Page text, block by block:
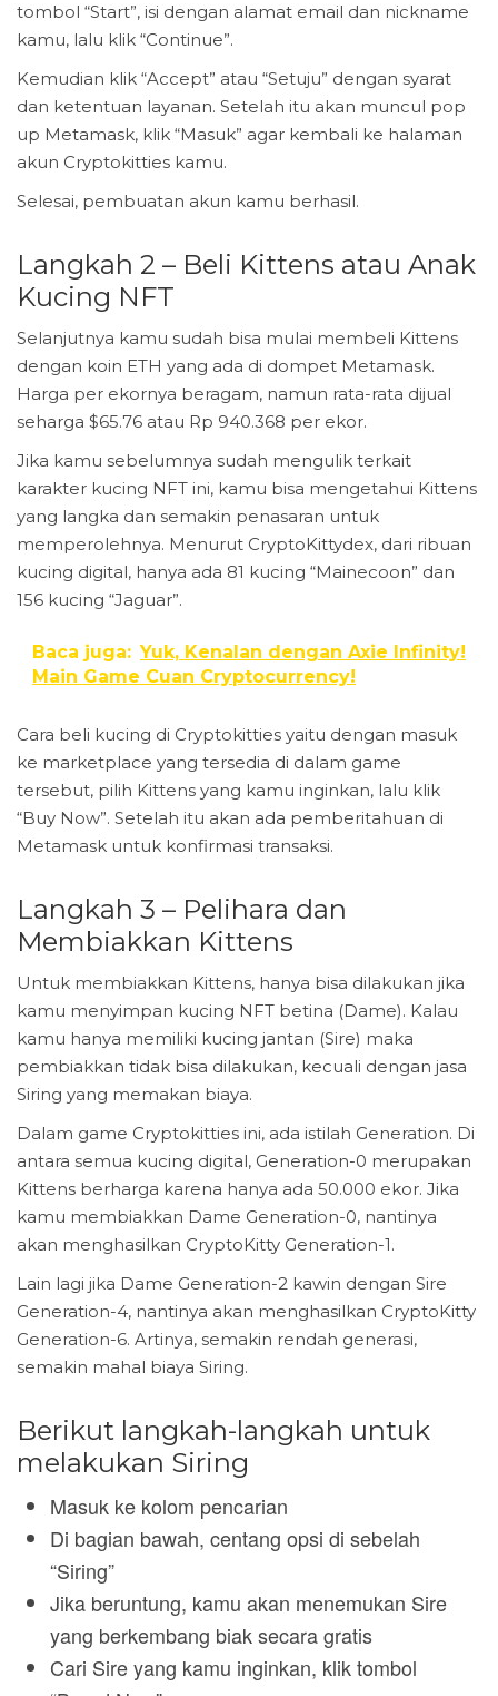
tombol “Start”, isi dengan alamat email dan nickname
kamu, lalu klik “Continue”.
Kemudian klik “Accept” atau “Setuju” dengan syarat
dan ketentuan layanan. Setelah itu akan muncul pop
up Metamask, klik “Masuk” agar kembali ke halaman
akun Cryptokitties kamu.
Selesai, pembuatan akun kamu berhasil.
Langkah 2 – Beli Kittens atau Anak
Kucing NFT
Selanjutnya kamu sudah bisa mulai membeli Kittens
dengan koin ETH yang ada di dompet Metamask.
Harga per ekornya beragam, namun rata-rata dijual
seharga $65.76 atau Rp 940.368 per ekor.
Jika kamu sebelumnya sudah mengulik terkait
karakter kucing NFT ini, kamu bisa mengetahui Kittens
yang langka dan semakin penasaran untuk
memperolehnya. Menurut CryptoKittydex, dari ribuan
kucing digital, hanya ada 81 kucing “Mainecoon” dan
156 kucing “Jaguar”.
Baca juga: Yuk, Kenalan dengan Axie Infinity!
Main Game Cuan Cryptocurrency!
Cara beli kucing di Cryptokitties yaitu dengan masuk
ke marketplace yang tersedia di dalam game
tersebut, pilih Kittens yang kamu inginkan, lalu klik
“Buy Now”. Setelah itu akan ada pemberitahuan di
Metamask untuk konfirmasi transaksi.
Langkah 3 – Pelihara dan
Membiakkan Kittens
Untuk membiakkan Kittens, hanya bisa dilakukan jika
kamu menyimpan kucing NFT betina (Dame). Kalau
kamu hanya memiliki kucing jantan (Sire) maka
pembiakkan tidak bisa dilakukan, kecuali dengan jasa
Siring yang memakan biaya.
Dalam game Cryptokitties ini, ada istilah Generation. Di
antara semua kucing digital, Generation-0 merupakan
Kittens berharga karena hanya ada 50.000 ekor. Jika
kamu membiakkan Dame Generation-0, nantinya
akan menghasilkan CryptoKitty Generation-1.
Lain lagi jika Dame Generation-2 kawin dengan Sire
Generation-4, nantinya akan menghasilkan CryptoKitty
Generation-6. Artinya, semakin rendah generasi,
semakin mahal biaya Siring.
Berikut langkah-langkah untuk
melakukan Siring
Masuk ke kolom pencarian
Di bagian bawah, centang opsi di sebelah
“Siring”
Jika beruntung, kamu akan menemukan Sire
yang berkembang biak secara gratis
Cari Sire yang kamu inginkan, klik tombol